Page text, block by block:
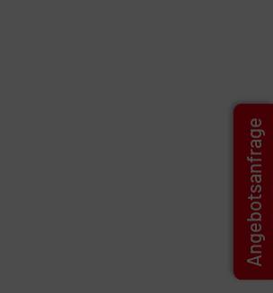
Angebotsanfrage